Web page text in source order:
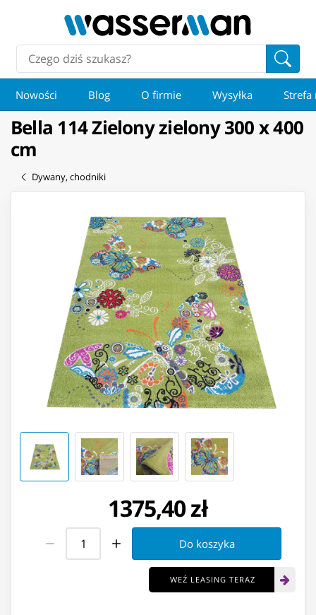
Nowości Blog O firmie Wysyłka Strefa
Bella 114 Zielony zielony 300 x 400
cm
Dywany, chodniki
1375,40 zł
Do koszyka
WEŹ LEASING TERAZ